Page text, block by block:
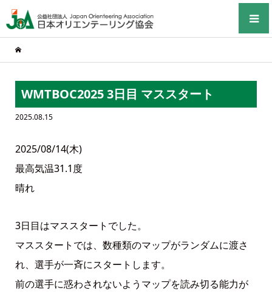
WMTBOC2025 3日目 マススタート
2025.08.15
2025/08/14(木)
最高気温31.1度
晴れ
3日目はマススタートでした。
マススタートでは、数種類のマップがランダムに渡さ
れ、選手が一斉にスタートします。
前の選手に惑わされないようマップを読み切る能力が